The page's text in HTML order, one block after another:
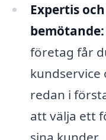
Expertis
bemötande:
företag får
kundservice
redan i
att välja ett